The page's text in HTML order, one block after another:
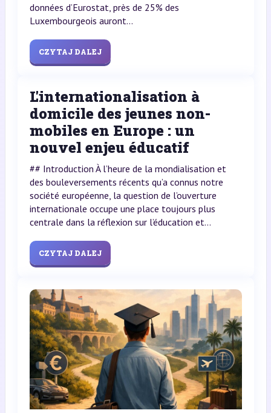
données d’Eurostat, près de 25% des
Luxembourgeois auront...
CZYTAJ DALEJ
L'internationalisation à
domicile des jeunes non-
mobiles en Europe : un
nouvel enjeu éducatif
## Introduction À l’heure de la mondialisation et
des bouleversements récents qu’a connus notre
société européenne, la question de l’ouverture
internationale occupe une place toujours plus
centrale dans la réflexion sur l’éducation et...
CZYTAJ DALEJ